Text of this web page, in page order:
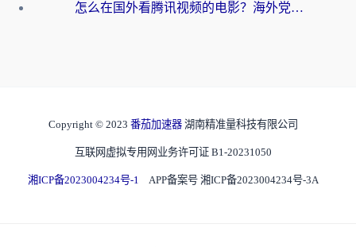
怎么在国外看腾讯视频的电影？海外党亲测有效的回国加速指南
Copyright © 2023 番茄加速器 湖南精准量科技有限公司
互联网虚拟专用网业务许可证 B1-20231050
湘ICP备2023004234号-1 APP备案号 湘ICP备2023004234号-3A